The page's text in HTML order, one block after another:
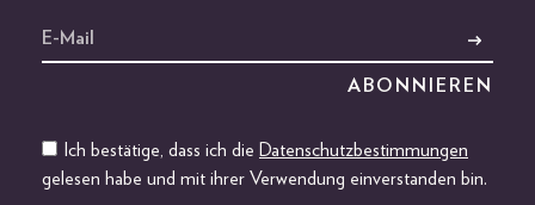
Ich bestätige, dass ich die Datenschutzbestimmungen
gelesen habe und mit ihrer Verwendung einverstanden bin.